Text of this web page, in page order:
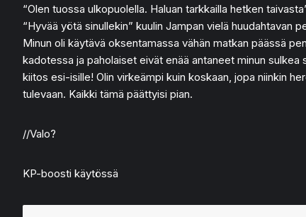
“Olen tuossa ulkopuolella. Haluan tarkkailla hetken
“Hyvää yötä sinullekin” kuulin Jampan vielä huudahtavan
Minun oli käytävä oksentamassa vähän matkan päässä
kadotessa ja paholaiset eivät enää antaneet minun
kiitos esi-isille! Olin virkeämpi kuin koskaan, jopa niinkin
tulevaan. Kaikki tämä päättyisi pian.
//Valo?
KP-boosti käytössä